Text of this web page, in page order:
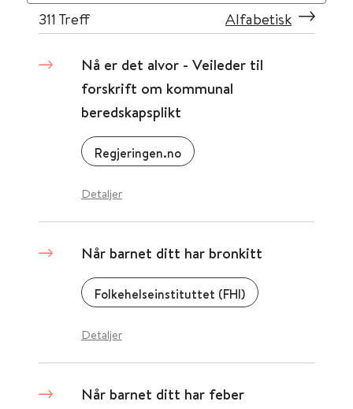
311 Treff Alfabetisk
Nå er det alvor - Veileder til
forskrift om kommunal
beredskapsplikt
Regjeringen.no
Detaljer
Når barnet ditt har bronkitt
Folkehelseinstituttet (FHI)
Detaljer
Når barnet ditt har feber